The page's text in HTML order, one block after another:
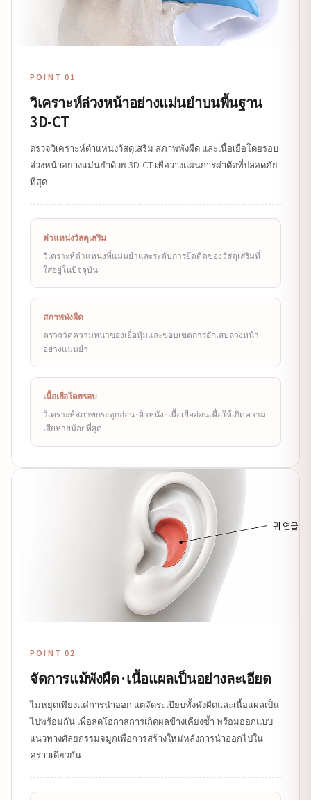
POINT 01
วิเคราะห์ล่วงหน้าอย่างแม่นยำบนพื้นฐาน
3D-CT
ตรวจวิเคราะห์ตำแหน่งวัสดุเสริม สภาพพังผืด และเนื้อเยื่อโดยรอบ
ล่วงหน้าอย่างแม่นยำด้วย 3D-CT เพื่อวางแผนการผ่าตัดที่ปลอดภัย
ที่สุด
ตำแหน่งวัสดุเสริม
วิเคราะห์ตำแหน่งที่แม่นยำและระดับการยึดติดของวัสดุเสริมที่
ใส่อยู่ในปัจจุบัน
สภาพพังผืด
ตรวจวัดความหนาของเยื่อหุ้มและขอบเขตการอักเสบล่วงหน้า
อย่างแม่นยำ
เนื้อเยื่อโดยรอบ
วิเคราะห์สภาพกระดูกอ่อน·ผิวหนัง·เนื้อเยื่ออ่อนเพื่อให้เกิดความ
เสียหายน้อยที่สุด
POINT 02
จัดการแม้พังผืด·เนื้อแผลเป็นอย่างละเอียด
ไม่หยุดเพียงแค่การนำออก แต่จัดระเบียบทั้งพังผืดและเนื้อแผลเป็น
ไปพร้อมกัน เพื่อลดโอกาสการเกิดผลข้างเคียงซ้ำ พร้อมออกแบบ
แนวทางศัลยกรรมจมูกเพื่อการสร้างใหม่หลังการนำออกไปใน
คราวเดียวกัน